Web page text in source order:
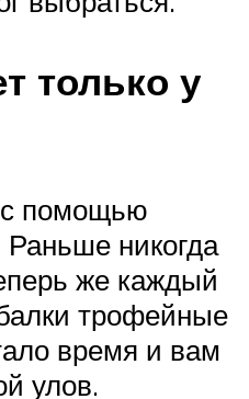
только у
помощью
Раньше никогда
же каждый
трофейные
время и вам
улов.